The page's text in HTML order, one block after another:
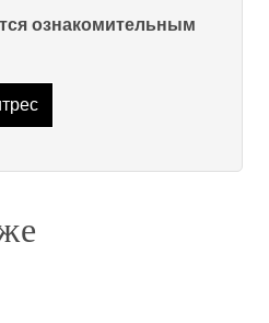
ознакомительным